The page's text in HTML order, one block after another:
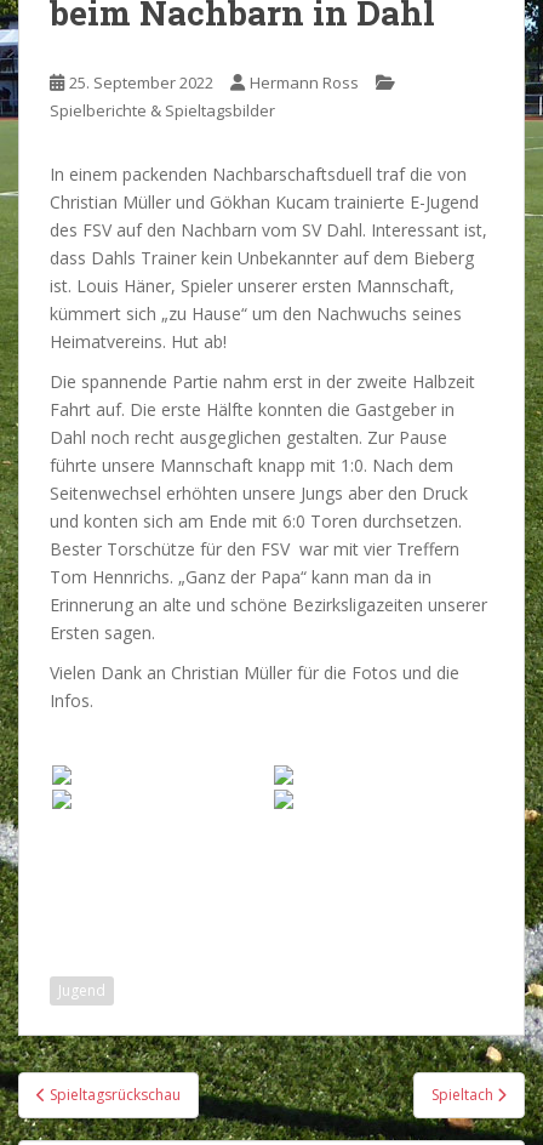
beim Nachbarn in Dahl
25. September 2022
Hermann Ross
Spielberichte & Spieltagsbilder
In einem packenden Nachbarschaftsduell traf die von
Christian Müller und Gökhan Kucam trainierte E-Jugend
des FSV auf den Nachbarn vom SV Dahl. Interessant ist,
dass Dahls Trainer kein Unbekannter auf dem Bieberg
ist. Louis Häner, Spieler unserer ersten Mannschaft,
kümmert sich „zu Hause“ um den Nachwuchs seines
Heimatvereins. Hut ab!
Die spannende Partie nahm erst in der zweite Halbzeit
Fahrt auf. Die erste Hälfte konnten die Gastgeber in
Dahl noch recht ausgeglichen gestalten. Zur Pause
führte unsere Mannschaft knapp mit 1:0. Nach dem
Seitenwechsel erhöhten unsere Jungs aber den Druck
und konten sich am Ende mit 6:0 Toren durchsetzen.
Bester Torschütze für den FSV war mit vier Treffern
Tom Hennrichs. „Ganz der Papa“ kann man da in
Erinnerung an alte und schöne Bezirksligazeiten unserer
Ersten sagen.
Vielen Dank an Christian Müller für die Fotos und die
Infos.
Jugend
Beitragsnavigation
Spieltagsrückschau Spieltach